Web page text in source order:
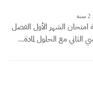
امتحان الشهر الأول الفصل
الثاني مع الحلول لمادة...